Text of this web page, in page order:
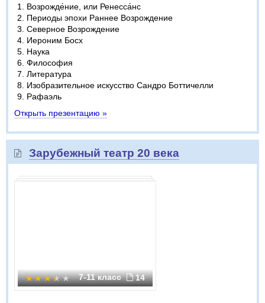
Возрожде́ние, или Ренесса́нс
Периоды эпохи Раннее Возрождение
Северное Возрождение
Иероним Босх
Наука
Философия
Литература
Изобразительное искусство Сандро Боттичелли
Рафаэль
Открыть презентацию »
Зарубежный театр 20 века
7-11 класс 14